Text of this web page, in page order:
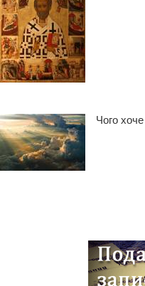
Чого